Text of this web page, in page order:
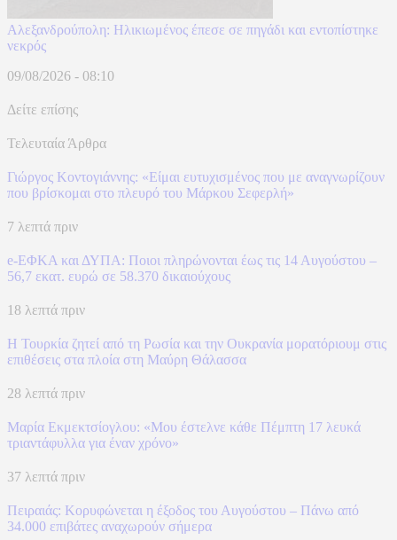
Αλεξανδρούπολη: Ηλικιωμένος έπεσε σε πηγάδι και εντοπίστηκε
νεκρός
09/08/2026 - 08:10
Δείτε επίσης
Τελευταία Άρθρα
Γιώργος Κοντογιάννης: «Είμαι ευτυχισμένος που με αναγνωρίζουν
που βρίσκομαι στο πλευρό του Μάρκου Σεφερλή»
7 λεπτά πριν
e-ΕΦΚΑ και ΔΥΠΑ: Ποιοι πληρώνονται έως τις 14 Αυγούστου –
56,7 εκατ. ευρώ σε 58.370 δικαιούχους
18 λεπτά πριν
Η Τουρκία ζητεί από τη Ρωσία και την Ουκρανία μορατόριουμ στις
επιθέσεις στα πλοία στη Μαύρη Θάλασσα
28 λεπτά πριν
Μαρία Εκμεκτσίογλου: «Mου έστελνε κάθε Πέμπτη 17 λευκά
τριαντάφυλλα για έναν χρόνο»
37 λεπτά πριν
Πειραιάς: Κορυφώνεται η έξοδος του Αυγούστου – Πάνω από
34.000 επιβάτες αναχωρούν σήμερα